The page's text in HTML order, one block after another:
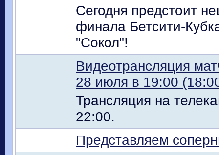
Сегодня предстоит
финала Бетсити-
"Сокол"!
Видеотрансляция
28 июля в 19:00
Трансляция на
22:00.
Представляем